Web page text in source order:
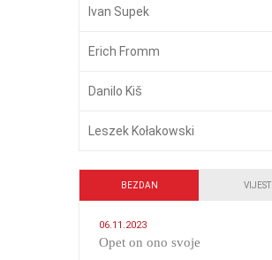
Ivan Supek
Erich Fromm
Danilo Kiš
Leszek Kołakowski
BEZDAN VIJESTI
06.11.2023
​Opet on ono svoje